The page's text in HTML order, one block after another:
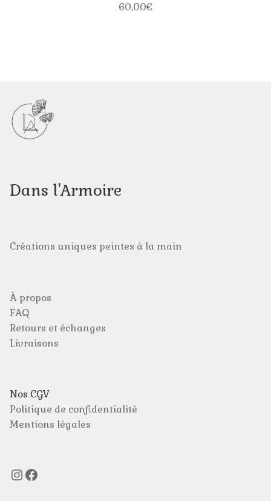
60,00€
Dans l'Armoire
Créations uniques peintes à la main
À propos
FAQ
Retours et échanges
Livraisons
Nos CGV
Politique de confidentialité
Mentions légales
Instagram
Facebook